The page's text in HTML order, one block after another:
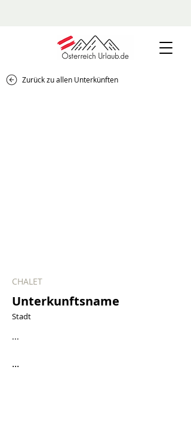
Zurück zu allen Unterkünften
CHALET
Unterkunftsname
Stadt
...
...